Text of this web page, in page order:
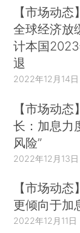
【市场动
全球经济放
计本国
退
2022年12月14日
【市场动
长：加息力
风险”
2022年12月13日
【市场动
更倾向于加
2022年12月11日